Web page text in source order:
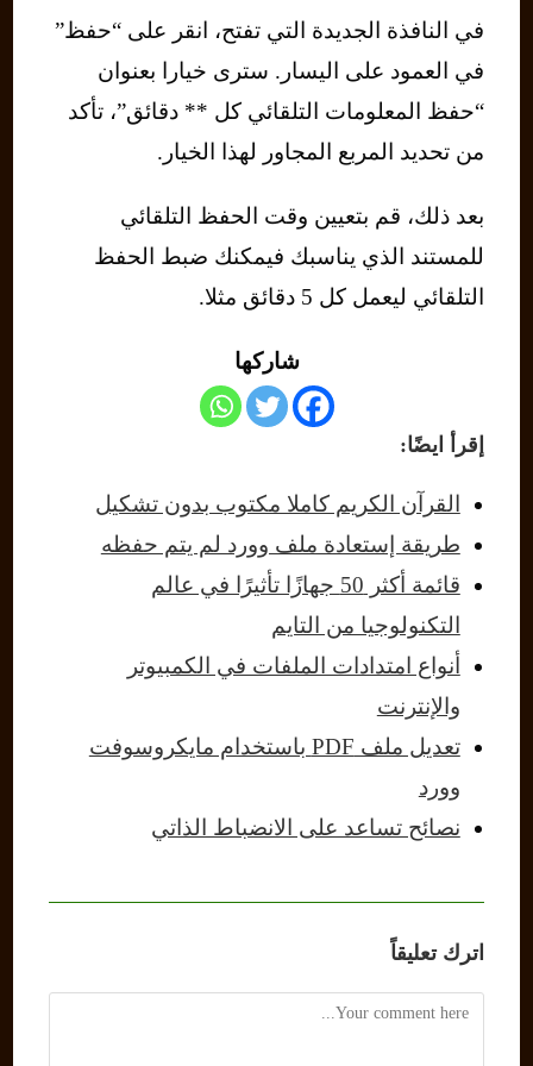
في النافذة الجديدة التي تفتح، انقر على “حفظ”
في العمود على اليسار. سترى خيارا بعنوان
“حفظ المعلومات التلقائي كل ** دقائق”، تأكد
من تحديد المربع المجاور لهذا الخيار.
بعد ذلك، قم بتعيين وقت الحفظ التلقائي
للمستند الذي يناسبك فيمكنك ضبط الحفظ
التلقائي ليعمل كل 5 دقائق مثلا.
شاركها
إقرأ ايضًا:
القرآن الكريم كاملا مكتوب بدون تشكيل
طريقة إستعادة ملف وورد لم يتم حفظه
قائمة أكثر 50 جهازًا تأثيرًا في عالم
التكنولوجيا من التايم
أنواع امتدادات الملفات في الكمبيوتر
والإنترنت
تعديل ملف PDF باستخدام مايكروسوفت
وورد
نصائح تساعد على الانضباط الذاتي
اترك تعليقاً
Comment